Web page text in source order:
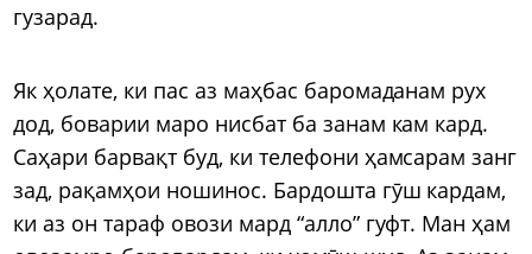
гузарад.
Як ҳолате, ки пас аз маҳбас баромаданам рух
дод, боварии маро нисбат ба занам кам кард.
Саҳари барвақт буд, ки телефони ҳамсарам занг
зад, рақамҳои ношинос. Бардошта гӯш кардам,
ки аз он тараф овози мард “алло” гуфт. Ман ҳам